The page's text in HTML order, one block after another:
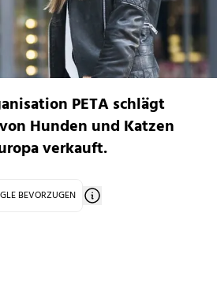
PETA schlägt
Hunden und Katzen
verkauft.
BEVORZUGEN